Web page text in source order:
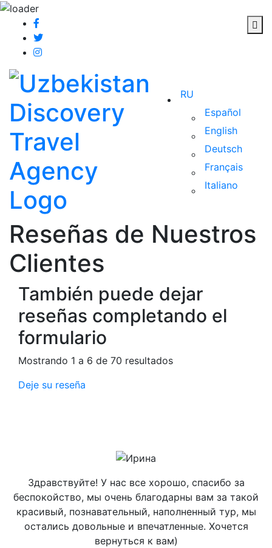
RU
Español
English
Deutsch
Français
Italiano
Reseñas de Nuestros
Clientes
También puede dejar
reseñas completando el
formulario
Mostrando 1 a 6 de 70 resultados
Deje su reseña
Здравствуйте! У нас все хорошо, спасибо за
беспокойство, мы очень благодарны вам за такой
красивый, познавательный, наполненный тур, мы
остались довольные и впечатленные. Хочется
вернуться к вам)